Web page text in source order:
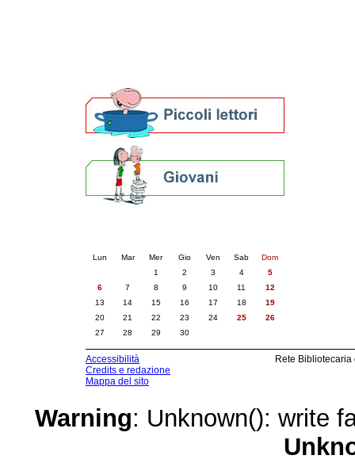
Lun Mar Mer Gio Ven Sab
Dom
1
2 3 4
5
6
7 8 9 10 11
12
13
14 15 16 17 18
19
20
21 22 23 24 25
26
27
28 29 30
Accessibilità
Credits e redazione
Mappa del sito
Rete
Warning: Unknown(): write